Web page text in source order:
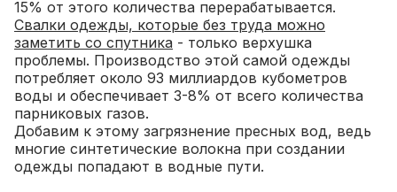
15% от этого количества перерабатывается.
Свалки одежды, которые без труда можно
заметить со спутника - только верхушка
проблемы. Производство этой самой одежды
потребляет около 93 миллиардов кубометров
воды и обеспечивает 3-8% от всего количества
парниковых газов.
Добавим к этому загрязнение пресных вод, ведь
многие синтетические волокна при создании
одежды попадают в водные пути.